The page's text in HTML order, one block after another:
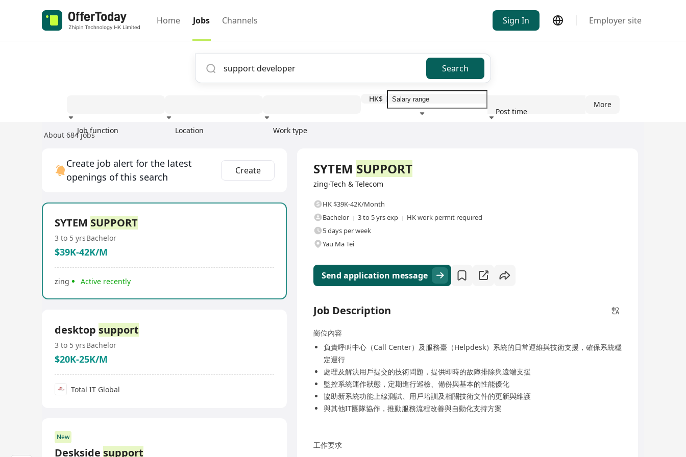
Home Jobs Channels Sign In Employer site
Search
Job function Location Work type
HK$
Post time
More
About 684 jobs
Create job alert for the latest
openings of this search
Create
SYTEM SUPPORT
3 to 5 yrsBachelor
$39K-42K/M
zing Active recently
desktop support
3 to 5 yrsBachelor
$20K-25K/M
Total IT Global
New
Deskside support
SYTEM SUPPORT
zing·Tech & Telecom
HK $39K-42K/Month
Bachelor
3 to 5 yrs exp
HK work permit required
5 days per week
Yau Ma Tei
Send application message
Job Description
崗位內容
負責呼叫中心（Call Center）及服務臺（Helpdesk）系統的日常運維與技術支援，確保系統穩
定運行
處理及解決用戶提交的技術問題，提供即時的故障排除與遠端支援
監控系統運作狀態，定期進行巡檢、備份與基本的性能優化
協助新系統功能上線測試、用戶培訓及相關技術文件的更新與維護
與其他IT團隊協作，推動服務流程改善與自動化支持方案
工作要求